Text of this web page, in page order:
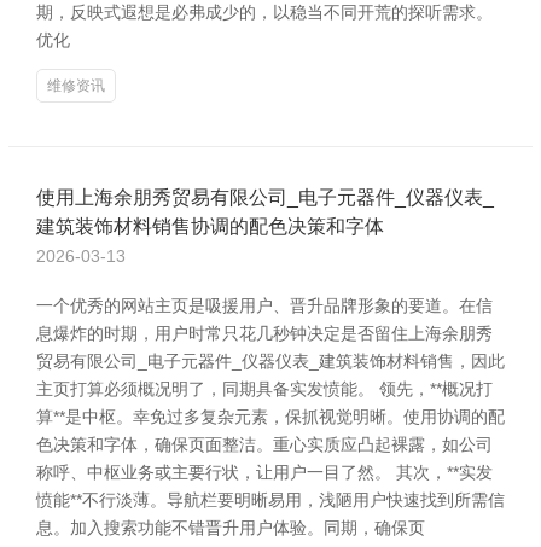
期，反映式遐想是必弗成少的，以稳当不同开荒的探听需求。
优化
维修资讯
使用上海余朋秀贸易有限公司_电子元器件_仪器仪表_
建筑装饰材料销售协调的配色决策和字体
2026-03-13
一个优秀的网站主页是吸援用户、晋升品牌形象的要道。在信
息爆炸的时期，用户时常只花几秒钟决定是否留住上海余朋秀
贸易有限公司_电子元器件_仪器仪表_建筑装饰材料销售，因此
主页打算必须概况明了，同期具备实发愤能。 领先，**概况打
算**是中枢。幸免过多复杂元素，保抓视觉明晰。使用协调的配
色决策和字体，确保页面整洁。重心实质应凸起裸露，如公司
称呼、中枢业务或主要行状，让用户一目了然。 其次，**实发
愤能**不行淡薄。导航栏要明晰易用，浅陋用户快速找到所需信
息。加入搜索功能不错晋升用户体验。同期，确保页